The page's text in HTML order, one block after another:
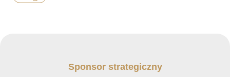
Sponsor strategiczny